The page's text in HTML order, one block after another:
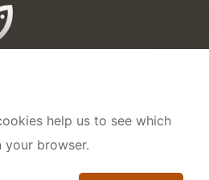
help us to see which
browser.